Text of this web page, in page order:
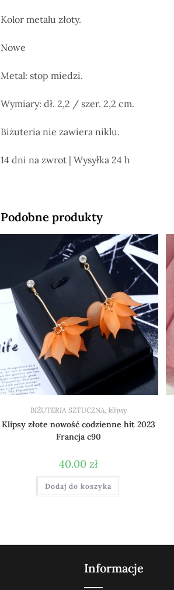
Kolor metalu złoty.
Nowe
Metal: stop miedzi.
Wymiary: dł. 2,2 / szer. 2,2 cm.
Biżuteria nie zawiera niklu.
14 dni na zwrot | Wysyłka 24 h
Podobne produkty
BIŻUTERIA SZTUCZNA klipsy
Klipsy złote nowość codzienne hit 2023
Francja c90
40.00 zł
Dodaj do koszyka
Informacje